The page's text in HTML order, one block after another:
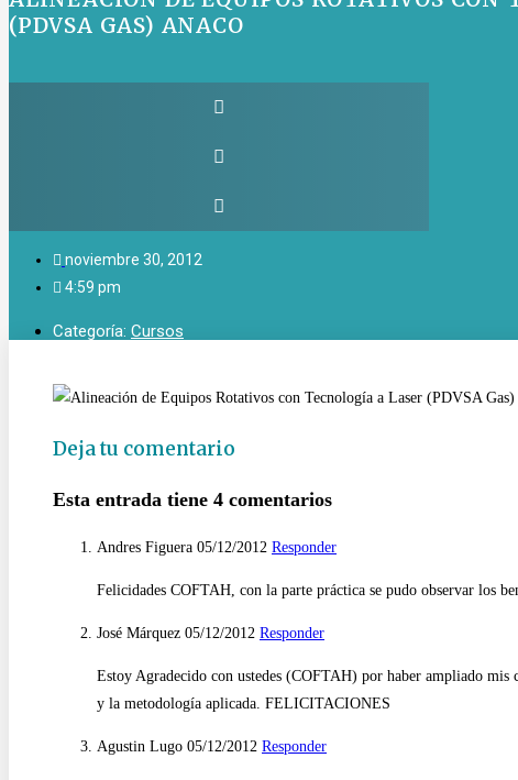
(PDVSA GAS) ANACO
noviembre 30, 2012
4:59 pm
Categoría: Cursos
Deja tu comentario
Esta entrada tiene 4 comentarios
Andres Figuera 05/12/2012 Responder
Felicidades COFTAH, con la parte práctica se pudo observar los
José Márquez 05/12/2012 Responder
Estoy Agradecido con ustedes (COFTAH) por haber ampliado
y la metodología aplicada. FELICITACIONES
Agustin Lugo 05/12/2012 Responder